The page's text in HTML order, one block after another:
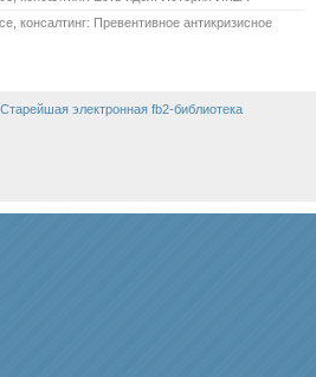
консалтинг: Превентивное антикризисное
электронная fb2-библиотека